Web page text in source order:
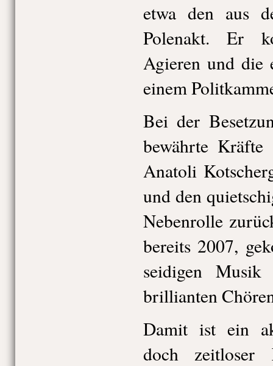
etwa den aus
Polenakt. Er
Agieren und die
einem
Bei der
bewährte Kräfte
Anatoli
und den
Nebenrolle
bereits 2007,
seidigen
brillianten
Damit ist ein
doch zeitloser